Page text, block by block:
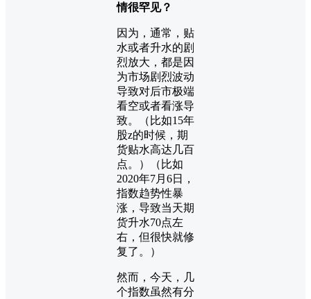
情很罕见？
因为，通常，贴
水或者升水的剧
烈放大，都是因
为市场剧烈波动
导致对后市极端
看空或者看涨导
致。（比如15年
股z的时候，期
货贴水高达几百
点。）（比如
2020年7月6日，
指数趋势性暴
涨，导致当天期
货升水70点左
右，但很快就修
复了。）
然而，今天，几
个指数虽然有分